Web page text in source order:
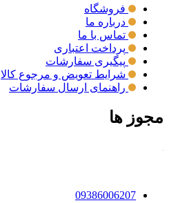
فروشگاه
درباره ما
تماس با ما
پرداخت اعتباری
پیگیری سفارشات
شرایط تعویض و مرجوع کالا
راهنمای ارسال سفارشات
مجوز ها
09386006207